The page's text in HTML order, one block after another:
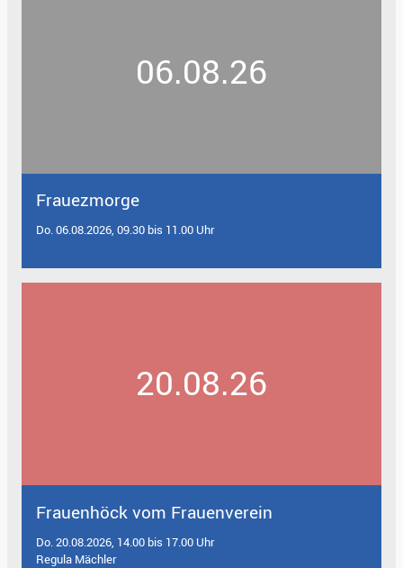
06.08.26
Frauezmorge
Do. 06.08.2026, 09.30 bis 11.00 Uhr
20.08.26
Frauenhöck vom Frauenverein
Do. 20.08.2026, 14.00 bis 17.00 Uhr
Regula Mächler